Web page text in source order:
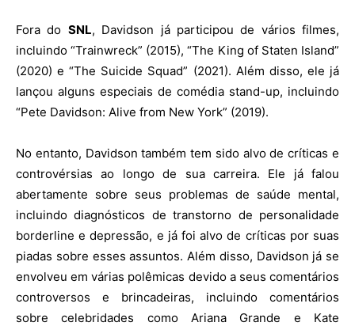
Fora do SNL, Davidson já participou de vários filmes,
incluindo “Trainwreck” (2015), “The King of Staten Island”
(2020) e “The Suicide Squad” (2021). Além disso, ele já
lançou alguns especiais de comédia stand-up, incluindo
“Pete Davidson: Alive from New York” (2019).
No entanto, Davidson também tem sido alvo de críticas e
controvérsias ao longo de sua carreira. Ele já falou
abertamente sobre seus problemas de saúde mental,
incluindo diagnósticos de transtorno de personalidade
borderline e depressão, e já foi alvo de críticas por suas
piadas sobre esses assuntos. Além disso, Davidson já se
envolveu em várias polêmicas devido a seus comentários
controversos e brincadeiras, incluindo comentários
sobre celebridades como Ariana Grande e Kate